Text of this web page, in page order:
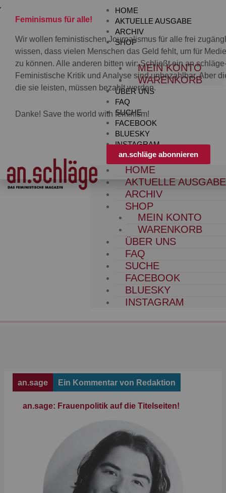
Inhalt
HOME
AKTUELLE AUSGABE
ARCHIV
SHOP
MEIN KONTO
WARENKORB
ÜBER UNS
FAQ
SUCHE
FACEBOOK
BLUESKY
INSTAGRAM
HOME
AKTUELLE AUSGABE
ARCHIV
SHOP
MEIN KONTO
WARENKORB
ÜBER UNS
FAQ
SUCHE
FACEBOOK
BLUESKY
INSTAGRAM
an.sage Ein Kommentar von Redaktion
an.sage: Frauenpolitik auf die Titelseiten!
Feminismus für alle!
Wir wollen feministischen Journalismus für alle frei
wissen, dass vielen Menschen das Geld fehlt, um für
zu können. Alle anderen bitten wir: Schließt ein
Feministische Kritik und Analyse sind unbezahlbar. Aber
die sie leisten, müssen bezahlt werden.
Danke! Save the world with feminism!
an.schläge abonnieren